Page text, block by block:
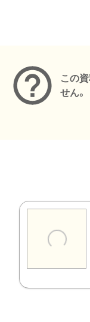
この
せん。